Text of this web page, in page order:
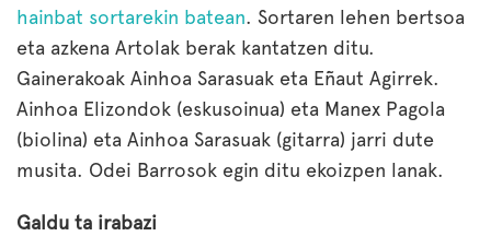
hainbat sortarekin batean. Sortaren lehen bertsoa
eta azkena Artolak berak kantatzen ditu.
Gainerakoak Ainhoa Sarasuak eta Eñaut Agirrek.
Ainhoa Elizondok (eskusoinua) eta Manex Pagola
(biolina) eta Ainhoa Sarasuak (gitarra) jarri dute
musita. Odei Barrosok egin ditu ekoizpen lanak.
Galdu ta irabazi